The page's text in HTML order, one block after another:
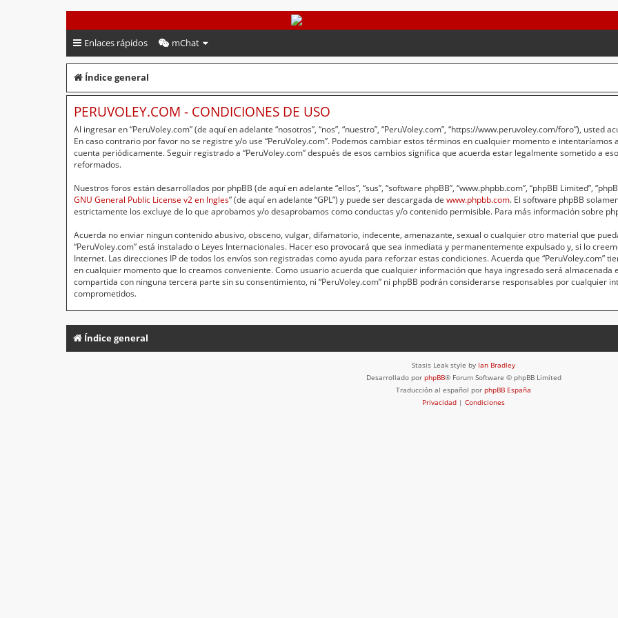
PeruVoley.com
Enlaces rápidos mChat
Índice general
PERUVOLEY.COM - CONDICIONES DE USO
Al ingresar en “PeruVoley.com” (de aquí en adelante “nosotros”, “nos”, “nuestro”, “PeruVoley.com”, “https://www.peruvoley.com/foro”),
En caso contrario por favor no se registre y/o use “PeruVoley.com”. Podemos cambiar estos términos en cualquier momento e
cuenta periódicamente. Seguir registrado a “PeruVoley.com” después de esos cambios significa que acuerda estar legalmente sometido a
reformados.
Nuestros foros están desarrollados por phpBB (de aquí en adelante “ellos”, “sus”, “software phpBB”, “www.phpbb.com”, “phpBB Limited”,
GNU General Public License v2 en Ingles” (de aquí en adelante “GPL”) y puede ser descargada de www.phpbb.com. El software phpBB
estrictamente los excluye de lo que aprobamos y/o desaprobamos como conductas y/o contenido permisible. Para más información sobre
Acuerda no enviar ningun contenido abusivo, obsceno, vulgar, difamatorio, indecente, amenazante, sexual o cualquier otro material que
“PeruVoley.com” está instalado o Leyes Internacionales. Hacer eso provocará que sea inmediata y permanentemente expulsado y, si lo
Internet. Las direcciones IP de todos los envíos son registradas como ayuda para reforzar estas condiciones. Acuerda que “PeruVoley.com”
en cualquier momento que lo creamos conveniente. Como usuario acuerda que cualquier información que haya ingresado será almacenada
compartida con ninguna tercera parte sin su consentimiento, ni “PeruVoley.com” ni phpBB podrán considerarse responsables por cualquier
comprometidos.
Índice general
Stasis Leak style by Ian Bradley
Desarrollado por phpBB® Forum Software © phpBB Limited
Traducción al español por phpBB España
Privacidad | Condiciones